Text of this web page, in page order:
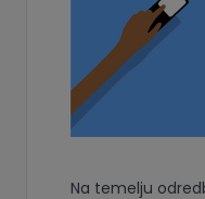
Na temelju